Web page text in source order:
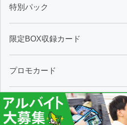
特別パック
限定BOX収録カード
プロモカード